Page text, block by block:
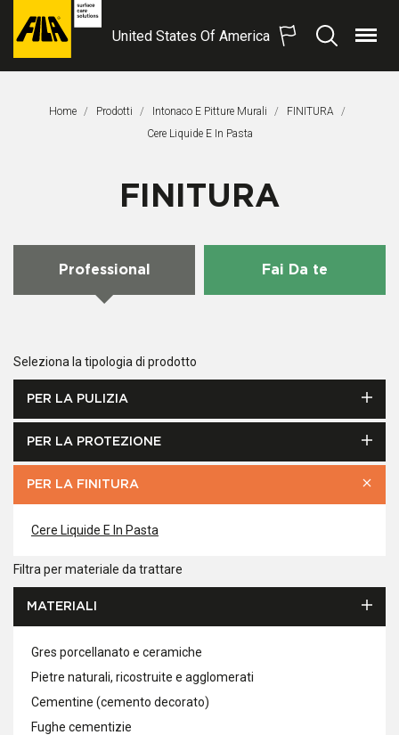
FILA
United States Of America
SearchMenu
Home Prodotti Intonaco E Pitture Murali
FINITURA
Pagina Corrente:
Cere Liquide E In Pasta
FINITURA
Professional Fai Da te
Seleziona la tipologia di prodotto
PER LA PULIZIA
PER LA PROTEZIONE
PER LA FINITURA
Cere Liquide E In Pasta
Filtra per materiale da trattare
MATERIALI
Gres porcellanato e ceramiche
Pietre naturali, ricostruite e agglomerati
Cementine (cemento decorato)
Fughe cementizie